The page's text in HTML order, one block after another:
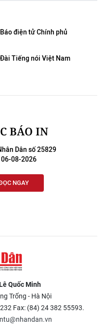
Báo điện tử Chính phủ
Đài Tiếng nói Việt Nam
BÁO IN
Dân số 25829
06-08-2026
NGAY
Quốc Minh
Trống - Hà Nội
Fax: (84) 24 382 55593.